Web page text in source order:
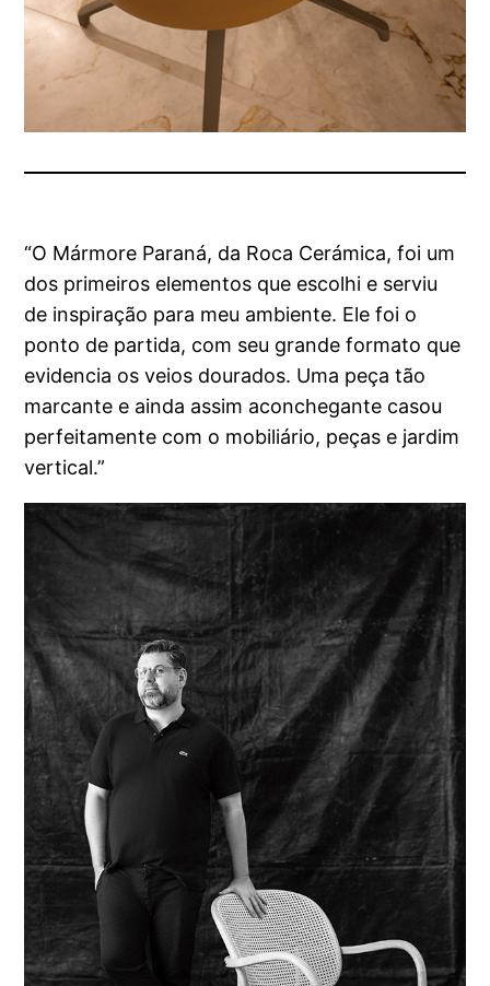
“O Mármore Paraná, da Roca Cerámica, foi um
dos primeiros elementos que escolhi e serviu
de inspiração para meu ambiente. Ele foi o
ponto de partida, com seu grande formato que
evidencia os veios dourados. Uma peça tão
marcante e ainda assim aconchegante casou
perfeitamente com o mobiliário, peças e jardim
vertical.”